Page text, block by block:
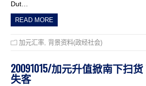
Dut…
READ MORE
加元汇率 背景资料(政经社会)
20091015/加元升值掀南下扫
失客